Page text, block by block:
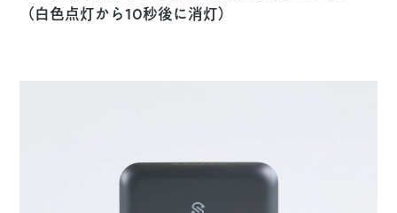
（白色点灯から10秒後に消灯）